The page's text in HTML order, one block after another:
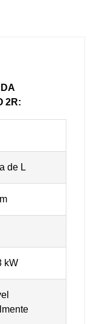
2R:
de L
kW